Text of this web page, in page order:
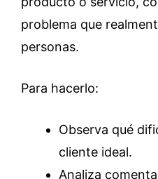
problema que
personas.
Para hacerlo:
Observa qué
cliente ideal.
Analiza